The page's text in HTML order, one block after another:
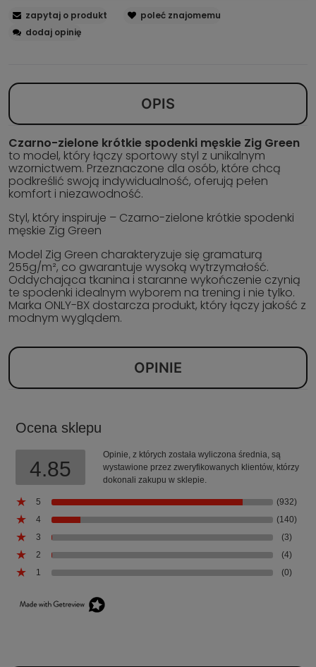
zapytaj o produkt
poleć znajomemu
dodaj opinię
OPIS
Czarno-zielone krótkie spodenki męskie Zig Green
to model, który łączy sportowy styl z unikalnym
wzornictwem. Przeznaczone dla osób, które chcą
podkreślić swoją indywidualność, oferują pełen
komfort i niezawodność.
Styl, który inspiruje – Czarno-zielone krótkie spodenki
męskie Zig Green
Model Zig Green charakteryzuje się gramaturą
255g/m², co gwarantuje wysoką wytrzymałość.
Oddychająca tkanina i staranne wykończenie czynią
te spodenki idealnym wyborem na trening i nie tylko.
Marka ONLY-BX dostarcza produkt, który łączy jakość z
modnym wyglądem.
OPINIE
Ocena sklepu
4.85
Opinie, z których została wyliczona średnia, są
wystawione przez zweryfikowanych klientów, którzy
dokonali zakupu w sklepie.
5
(932)
4
(140)
3
(3)
2
(4)
1
(0)